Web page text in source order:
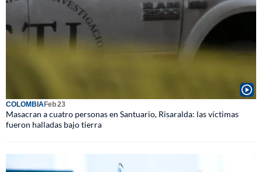
COLOMBIAFeb 23
Masacran a cuatro personas en Santuario, Risaralda: las víctimas
fueron halladas bajo tierra